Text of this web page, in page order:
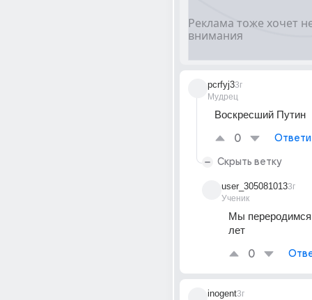
pcrfyj3
Мудрец
3г
Воскресший Путин
0
Скрыть ветку
user_305081013
Ученик
3г
Мы переродимся
лет
0
inogent3г